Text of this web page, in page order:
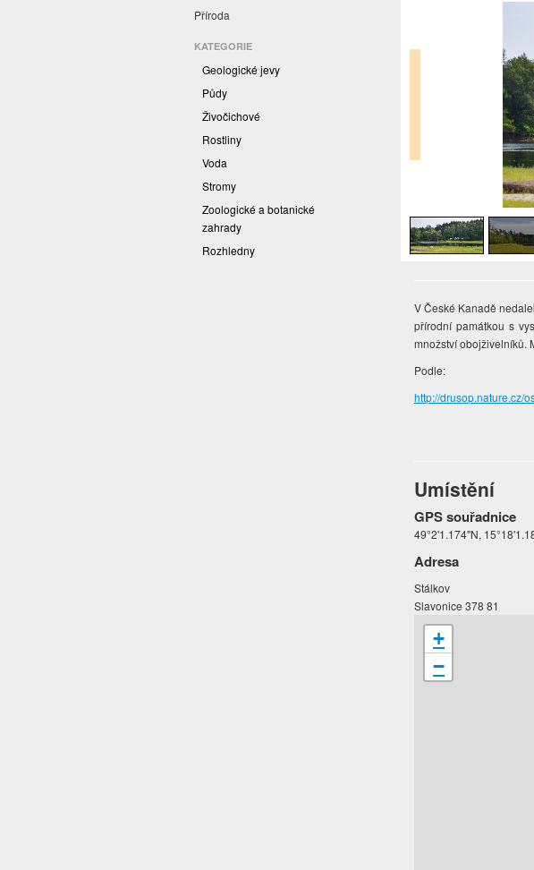
Příroda
KATEGORIE
Geologické jevy
Půdy
Živočichové
Rostliny
Voda
Stromy
Zoologické a botanické
zahrady
Rozhledny
V České Kanadě
přírodní památkou s
množství obojživelníků.
Podle:
http://drusop.nature.cz/
Umístění
GPS souřadnice
49°2'1.174"N,
Adresa
Stálkov
Slavonice 378 81
+
−